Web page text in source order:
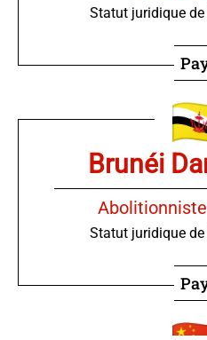
Statut juridique
Brunéi
Statut juridique